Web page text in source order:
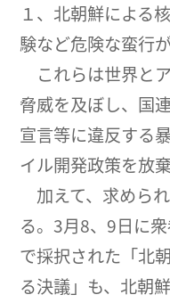
１、北朝鮮による
験など危険な蛮行
これらは世界と
脅威を及ぼし、国
宣言等に違反する
イル開発政策を放
加えて、求めら
る。3月8、9日に
で採択された「北
る決議」も、北朝